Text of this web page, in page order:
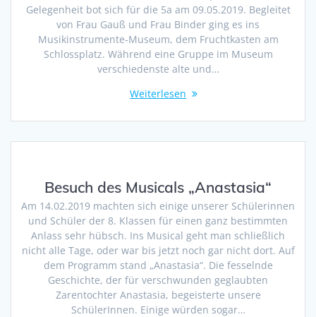
Gelegenheit bot sich für die 5a am 09.05.2019. Begleitet
von Frau Gauß und Frau Binder ging es ins
Musikinstrumente-Museum, dem Fruchtkasten am
Schlossplatz. Während eine Gruppe im Museum
verschiedenste alte und…
Weiterlesen
Besuch des Musicals „Anastasia“
Am 14.02.2019 machten sich einige unserer Schülerinnen
und Schüler der 8. Klassen für einen ganz bestimmten
Anlass sehr hübsch. Ins Musical geht man schließlich
nicht alle Tage, oder war bis jetzt noch gar nicht dort. Auf
dem Programm stand „Anastasia“. Die fesselnde
Geschichte, der für verschwunden geglaubten
Zarentochter Anastasia, begeisterte unsere
SchülerInnen. Einige würden sogar…